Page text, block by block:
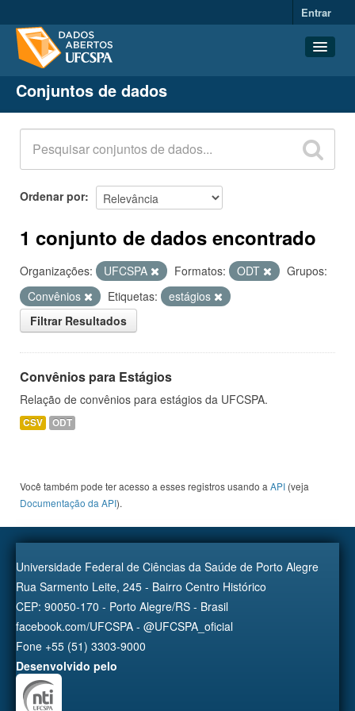
Entrar
Conjuntos de dados
Organizações
Grupos
Sobre
Conjuntos de dados
Ordenar por
1 conjunto de dados encontrado
Organizações: UFCSPA Formatos: ODT
Grupos:
Convênios
Etiquetas:
estágios
Filtrar Resultados
Convênios para Estágios
Relação de convênios para estágios da UFCSPA.
CSV ODT
Você também pode ter acesso a esses registros usando a API (veja
Documentação da API).
Universidade Federal de Ciências da Saúde de Porto Alegre
Rua Sarmento Leite, 245 - Bairro Centro Histórico
CEP: 90050-170 - Porto Alegre/RS - Brasil
facebook.com/UFCSPA - @UFCSPA_oficial
Fone +55 (51) 3303-9000
Desenvolvido pelo